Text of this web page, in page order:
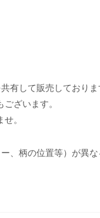
有して販売しておりま
ざいます。
。
、柄の位置等）が異な